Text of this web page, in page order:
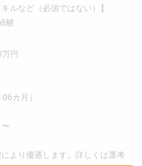
ルなど（必須ではない）】
験
円
カ月）
より優遇します。詳しくは選考